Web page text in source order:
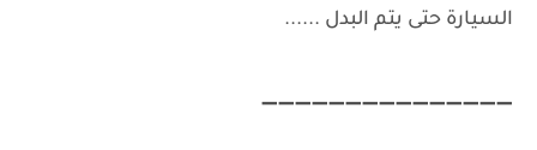
السيارة حتى يتم البدل ......
➖➖➖➖➖➖➖➖➖➖➖➖➖➖➖